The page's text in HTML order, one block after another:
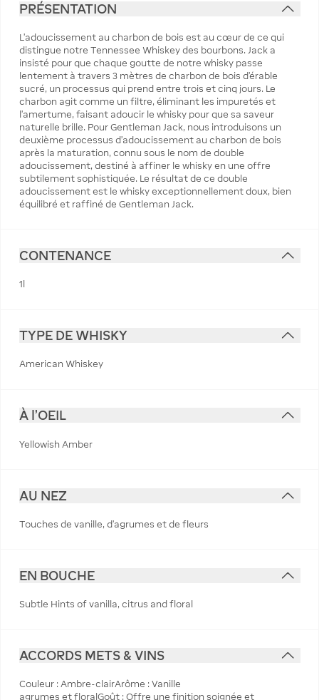
PRÉSENTATION
L'adoucissement au charbon de bois est au cœur de ce qui
distingue notre Tennessee Whiskey des bourbons. Jack a
insisté pour que chaque goutte de notre whisky passe
lentement à travers 3 mètres de charbon de bois d'érable
sucré, un processus qui prend entre trois et cinq jours. Le
charbon agit comme un filtre, éliminant les impuretés et
l'amertume, faisant adoucir le whisky pour que sa saveur
naturelle brille. Pour Gentleman Jack, nous introduisons un
deuxième processus d'adoucissement au charbon de bois
après la maturation, connu sous le nom de double
adoucissement, destiné à affiner le whisky en une offre
subtilement sophistiquée. Le résultat de ce double
adoucissement est le whisky exceptionnellement doux, bien
équilibré et raffiné de Gentleman Jack.
CONTENANCE
1l
TYPE DE WHISKY
American Whiskey
À l'OEIL
Yellowish Amber
AU NEZ
Touches de vanille, d'agrumes et de fleurs
EN BOUCHE
Subtle Hints of vanilla, citrus and floral
ACCORDS METS & VINS
Couleur : Ambre-clairArôme : Vanille
agrumes et floralGoût : Offre une finition soignée et